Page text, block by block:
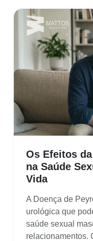
Os Efeitos
na Saúde
Vida
A Doença de
urológica que
saúde sexual
relacionamentos.